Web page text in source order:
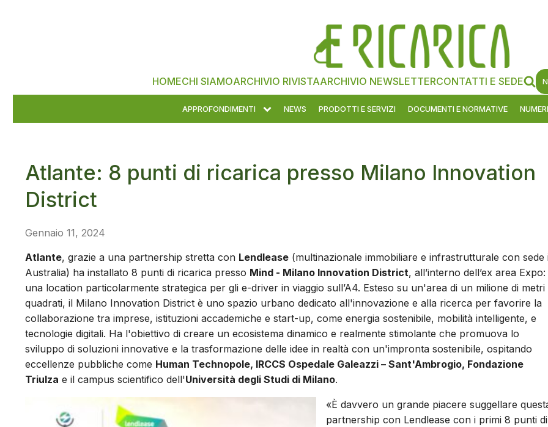
HOMECHI SIAMOARCHIVIO RIVISTAARCHIVIO NEWSLETTERCONTATTI E SEDE
APPROFONDIMENTI NEWS PRODOTTI E SERVIZI DOCUMENTI E NORMATIVE
Atlante: 8 punti di ricarica presso Milano Innovation
District
Gennaio 11, 2024
Atlante, grazie a una partnership stretta con Lendlease (multinazionale immobiliare e infrastrutturale con sede
Australia) ha installato 8 punti di ricarica presso Mind - Milano Innovation District, all’interno dell’ex area Expo:
una location particolarmente strategica per gli e-driver in viaggio sull’A4. Esteso su un'area di un milione di metri
quadrati, il Milano Innovation District è uno spazio urbano dedicato all'innovazione e alla ricerca per favorire la
collaborazione tra imprese, istituzioni accademiche e start-up, come energia sostenibile, mobilità intelligente, e
tecnologie digitali. Ha l'obiettivo di creare un ecosistema dinamico e realmente stimolante che promuova lo
sviluppo di soluzioni innovative e la trasformazione delle idee in realtà con un'impronta sostenibile, ospitando
eccellenze pubbliche come Human Technopole, IRCCS Ospedale Galeazzi – Sant'Ambrogio, Fondazione
Triulza e il campus scientifico dell'Università degli Studi di Milano.
«È davvero un grande piacere suggellare
partnership con Lendlease con i primi 8 punti di